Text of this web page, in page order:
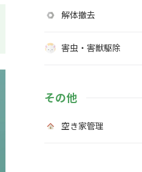
解体撤去
害虫・害獣駆除
その他
空き家管理